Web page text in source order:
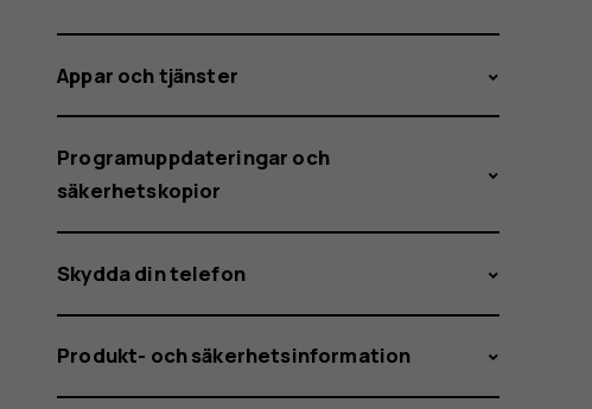
Appar och tjänster
Programuppdateringar och
säkerhetskopior
Skydda din telefon
Produkt- och säkerhetsinformation